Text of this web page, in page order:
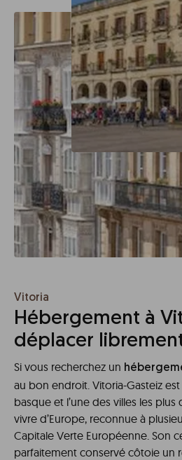
Vitoria
Hébergement à
déplacer
Si vous recherchez un
au bon endroit. Vitoria-Gasteiz est
basque et l’une des villes les
vivre d’Europe, reconnue à
Capitale Verte Européenne. Son
parfaitement conservé côtoie un